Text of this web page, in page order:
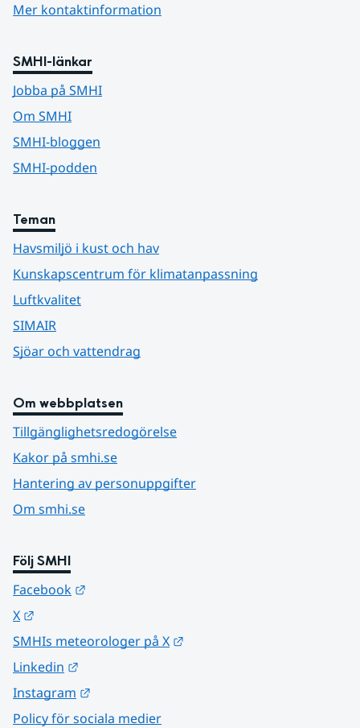
Mer kontaktinformation
SMHI-länkar
Jobba på SMHI
Om SMHI
SMHI-bloggen
SMHI-podden
Teman
Havsmiljö i kust och hav
Kunskapscentrum för klimatanpassning
Luftkvalitet
SIMAIR
Sjöar och vattendrag
Om webbplatsen
Tillgänglighetsredogörelse
Kakor på smhi.se
Hantering av personuppgifter
Om smhi.se
Följ SMHI
Facebook
X
SMHIs meteorologer på X
Linkedin
Instagram
Policy för sociala medier